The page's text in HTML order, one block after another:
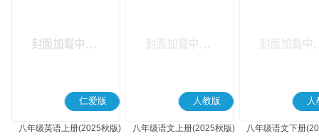
仁爱版
八年级英语上册(2025秋版)
人教版
八年级语文上册(2025秋版)
人
八年级语文下册